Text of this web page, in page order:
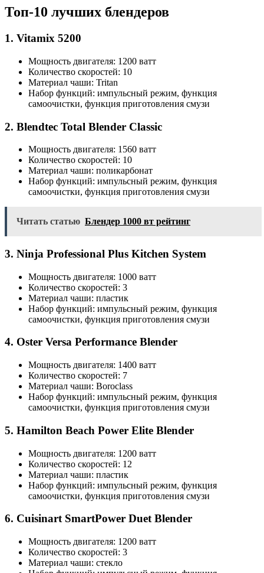
Топ-10 лучших блендеров
1. Vitamix 5200
Мощность двигателя: 1200 ватт
Количество скоростей: 10
Материал чаши: Tritan
Набор функций: импульсный режим, функция
самоочистки, функция приготовления смузи
2. Blendtec Total Blender Classic
Мощность двигателя: 1560 ватт
Количество скоростей: 10
Материал чаши: поликарбонат
Набор функций: импульсный режим, функция
самоочистки, функция приготовления смузи
Читать статью Блендер 1000 вт рейтинг
3. Ninja Professional Plus Kitchen System
Мощность двигателя: 1000 ватт
Количество скоростей: 3
Материал чаши: пластик
Набор функций: импульсный режим, функция
самоочистки, функция приготовления смузи
4. Oster Versa Performance Blender
Мощность двигателя: 1400 ватт
Количество скоростей: 7
Материал чаши: Boroclass
Набор функций: импульсный режим, функция
самоочистки, функция приготовления смузи
5. Hamilton Beach Power Elite Blender
Мощность двигателя: 1200 ватт
Количество скоростей: 12
Материал чаши: пластик
Набор функций: импульсный режим, функция
самоочистки, функция приготовления смузи
6. Cuisinart SmartPower Duet Blender
Мощность двигателя: 1200 ватт
Количество скоростей: 3
Материал чаши: стекло